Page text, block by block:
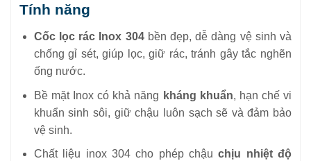
Tính năng
Cốc lọc rác Inox 304bền đẹp, dễ dàng vệ sinh và
chống gỉ sét, giúp lọc, giữ rác, tránh gây tắc nghẽn
ống nước.
Bề mặt Inox có khả năng kháng khuẩn, hạn chế vi
khuẩn sinh sôi, giữ chậu luôn sạch sẽ và đảm bảo
vệ sinh.
Chất liệu inox 304 cho phép chậuchịu nhiệt độ